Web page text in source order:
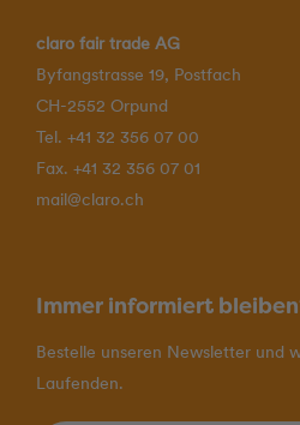
claro fair trade AG
Byfangstrasse 19, Postfach
CH-2552 Orpund
Tel. +41 32 356 07 00
Fax. +41 32 356 07 01
mail@claro.ch
Immer informiert
Bestelle unseren Newsletter und
Laufenden.